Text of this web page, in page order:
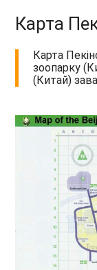
Карта
Карта
зоопарку
(Китай)